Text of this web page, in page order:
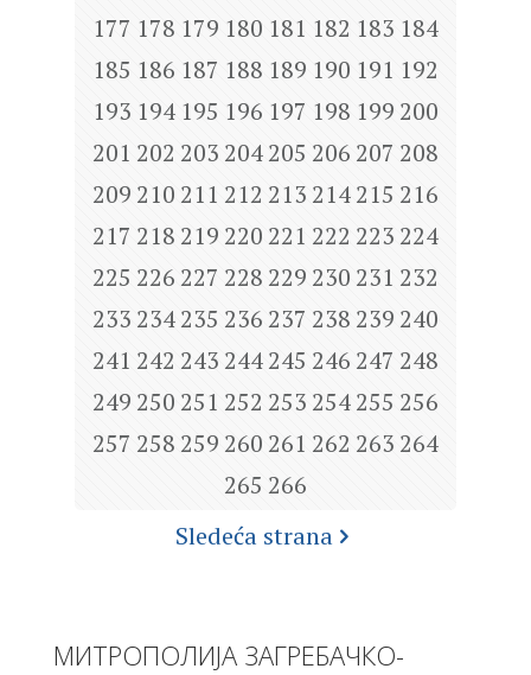
177 178 179 180 181 182 183 184
185 186 187 188 189 190 191 192
193 194 195 196 197 198 199 200
201 202 203 204205 206 207 208
209 210 211 212 213 214215 216
217 218 219 220 221 222 223 224
225 226 227 228 229 230 231 232
233 234235 236 237 238 239 240
241 242 243 244245 246 247 248
249 250 251 252 253 254255 256
257 258 259 260 261 262 263 264
265 266
Sledeća strana
МИТРОПОЛИЈА ЗАГРЕБАЧКО-